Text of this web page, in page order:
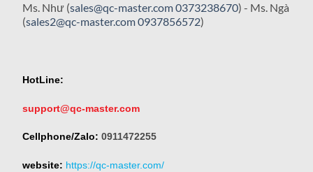
Ms. Như (sales@qc-master.com0373238670) - Ms. Ngà
(sales2@qc-master.com0937856572)
HotLine:
support@qc-master.com
Cellphone/Zalo: 0911472255
website: https://qc-master.com/